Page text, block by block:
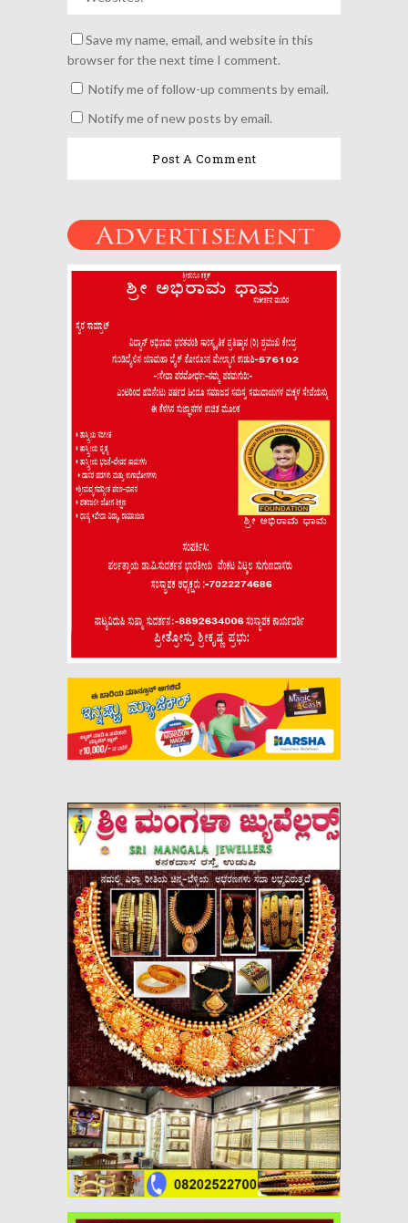
Save my name, email, and website in this
browser for the next time I comment.
Notify me of follow-up comments by email.
Notify me of new posts by email.